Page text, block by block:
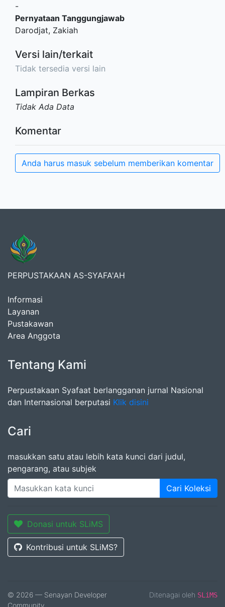
-
Pernyataan Tanggungjawab
Darodjat, Zakiah
Versi lain/terkait
Tidak tersedia versi lain
Lampiran Berkas
Tidak Ada Data
Komentar
Anda harus masuk sebelum memberikan komentar
PERPUSTAKAAN AS-SYAFA'AH
Informasi
Layanan
Pustakawan
Area Anggota
Tentang Kami
Perpustakaan Syafaat berlangganan jurnal Nasional
dan Internasional berputasi Klik disini
Cari
masukkan satu atau lebih kata kunci dari judul,
pengarang, atau subjek
Cari Koleksi
Donasi untuk SLiMS
Kontribusi untuk SLiMS?
© 2026 — Senayan Developer
Community
Ditenagai oleh SLiMS